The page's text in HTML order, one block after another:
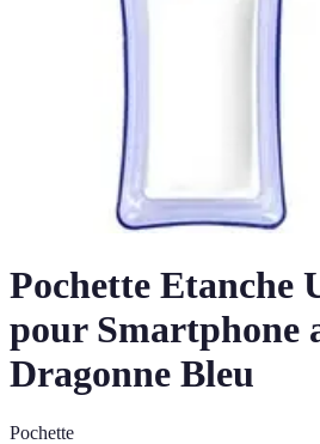
Pochette Etanche
pour Smartphone
Dragonne Bleu
Pochette